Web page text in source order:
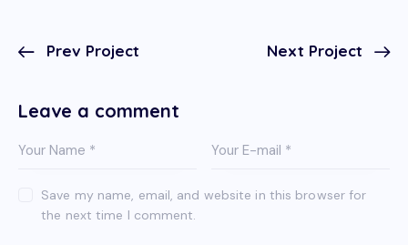
Prev Project Next Project
Leave a comment
Save my name, email, and website in this browser for
the next time I comment.